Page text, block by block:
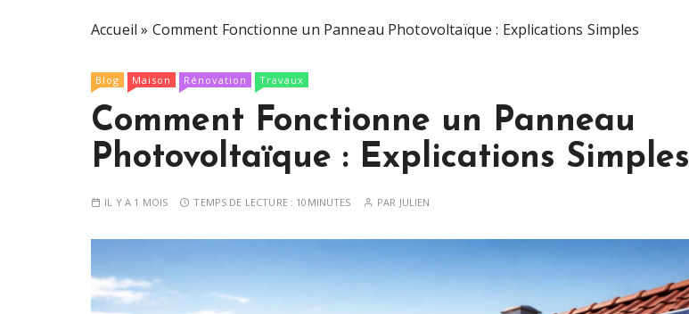
Accueil » Comment Fonctionne un Panneau Photovoltaïque : Explications Simples
Blog Maison Rénovation Travaux
Comment Fonctionne un Panneau
Photovoltaïque : Explications Simples
IL Y A 1 MOIS TEMPS DE LECTURE : 10MINUTES PAR JULIEN